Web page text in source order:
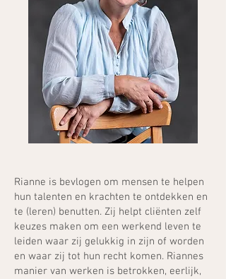
Rianne is bevlogen om mensen te helpen
hun talenten en krachten te ontdekken en
te (leren) benutten. Zij helpt cliënten zelf
keuzes maken om een werkend leven te
leiden waar zij gelukkig in zijn of worden
en waar zij tot hun recht komen. Riannes
manier van werken is betrokken, eerlijk,